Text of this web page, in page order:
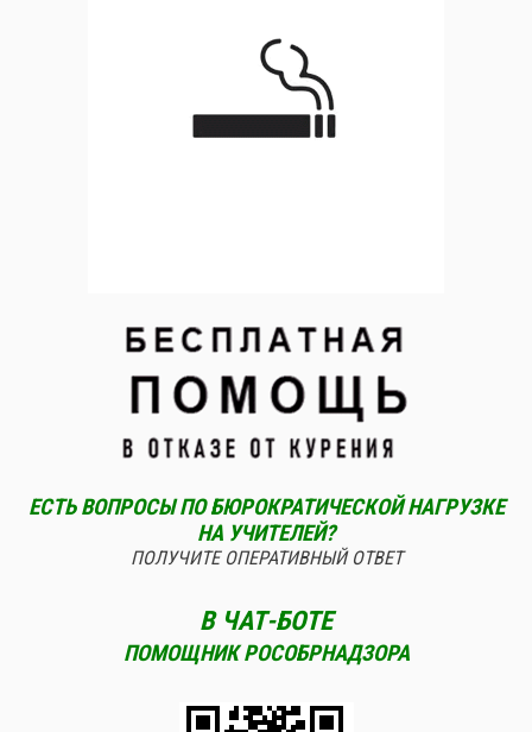
ЕСТЬ ВОПРОСЫ ПО БЮРОКРАТИЧЕСКОЙ НАГРУЗКЕ
НА УЧИТЕЛЕЙ?
ПОЛУЧИТЕ ОПЕРАТИВНЫЙ ОТВЕТ
В ЧАТ-БОТЕ
ПОМОЩНИК РОСОБРНАДЗОРА